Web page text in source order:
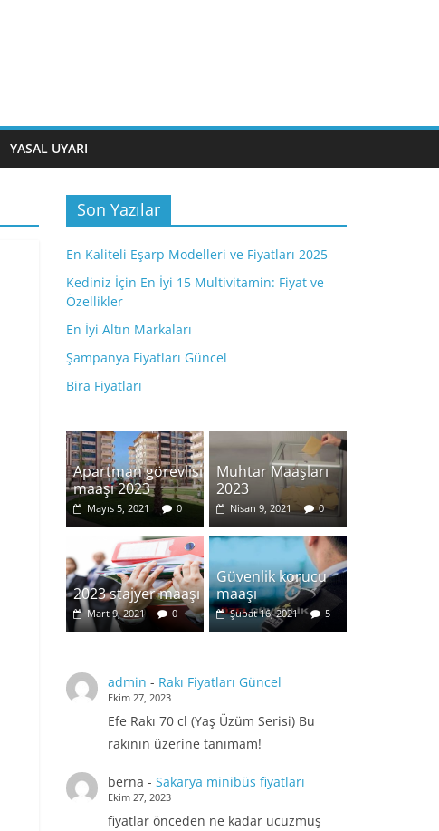
YASAL UYARI
Son Yazılar
En Kaliteli Eşarp Modelleri ve Fiyatları 2025
Kediniz İçin En İyi 15 Multivitamin: Fiyat ve
Özellikler
En İyi Altın Markaları
Şampanya Fiyatları Güncel
Bira Fiyatları
Apartman görevlisi
maaşı 2023
Mayıs 5, 2021 0
Muhtar Maaşları
2023
Nisan 9, 2021 0
2023 stajyer maaşı
Mart 9, 2021 0
Güvenlik korucu
maaşı
Şubat 16, 2021 5
admin - Rakı Fiyatları Güncel
Ekim 27, 2023
Efe Rakı 70 cl (Yaş Üzüm Serisi) Bu
rakının üzerine tanımam!
berna - Sakarya minibüs fiyatları
Ekim 27, 2023
fiyatlar önceden ne kadar ucuzmuş